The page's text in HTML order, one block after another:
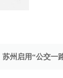
苏州启用“公交一